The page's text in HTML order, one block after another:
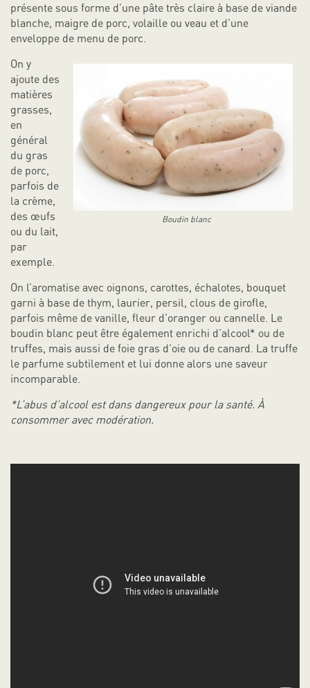
présente sous forme d’une pâte très claire à base de viande
blanche, maigre de porc, volaille ou veau et d’une
enveloppe de menu de porc.
Boudin blanc
On y
ajoute des
matières
grasses,
en
général
du gras
de porc,
parfois de
la crème,
des œufs
ou du lait,
par
exemple.
On l’aromatise avec oignons, carottes, échalotes, bouquet
garni à base de thym, laurier, persil, clous de girofle,
parfois même de vanille, fleur d’oranger ou cannelle. Le
boudin blanc peut être également enrichi d’alcool* ou de
truffes, mais aussi de foie gras d’oie ou de canard. La truffe
le parfume subtilement et lui donne alors une saveur
incomparable.
*L’abus d’alcool est dans dangereux pour la santé. À
consommer avec modération.